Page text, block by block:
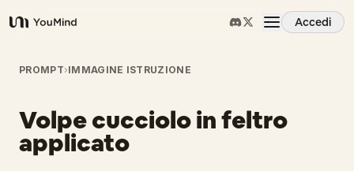
YouMind
Accedi
Panoramica
Casi d'uso
PROMPT›IMMAGINE ISTRUZIONE
Volpe cucciolo in feltro
applicato